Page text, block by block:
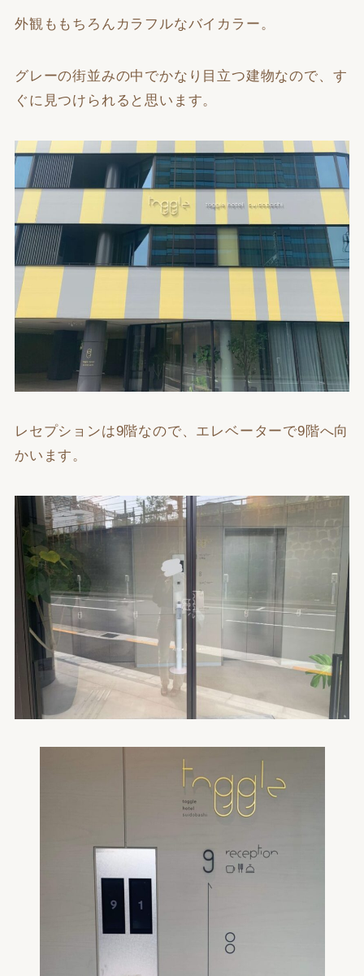
外観ももちろんカラフルなバイカラー。
グレーの街並みの中でかなり目立つ建物なので、す
ぐに見つけられると思います。
レセプションは9階なので、エレベーターで9階へ向
かいます。